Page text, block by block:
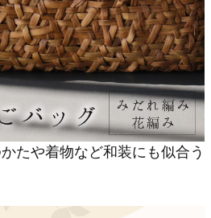
たや着物など和装にも似合う